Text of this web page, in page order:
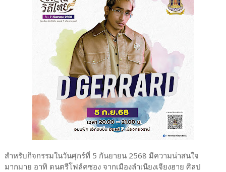
สำหรับกิจกรรมในวันศุกร์ที่ 5 กันยายน 2568 มีความน่าสนใจ
มากมาย อาทิ ดนตรีโฟล์คซอง จากเมืองลำเนียงเจียงฮาย ศิลป